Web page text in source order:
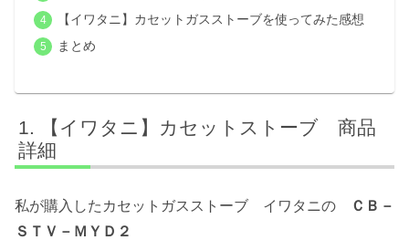
【イワタニ】カセットガスストーブを使ってみた感想
まとめ
【イワタニ】カセットストーブ 商品
詳細
私が購入したカセットガスストーブ イワタニの
ＣＢ－
ＳＴＶ－ＭＹＤ２